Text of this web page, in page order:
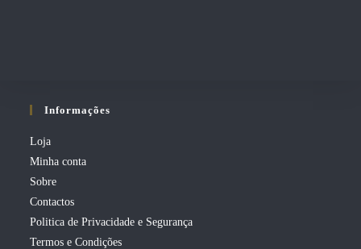
Informações
Loja
Minha conta
Sobre
Contactos
Politica de Privacidade e Segurança
Termos e Condições